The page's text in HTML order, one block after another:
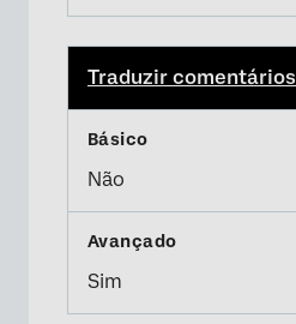
Traduzir comentários
Não
Sim